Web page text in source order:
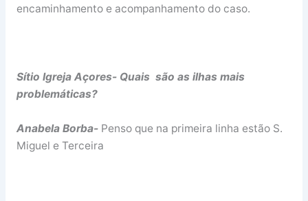
encaminhamento e acompanhamento do caso.
Sítio Igreja Açores- Quais são as ilhas mais
problemáticas?
Anabela Borba-Penso que na primeira linha estão S.
Miguel e Terceira